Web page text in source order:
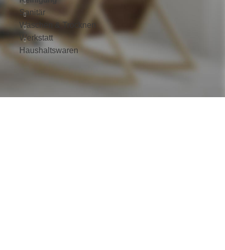
Sanitär
Waschen & Trocknen
Werkstatt
Haushaltswaren